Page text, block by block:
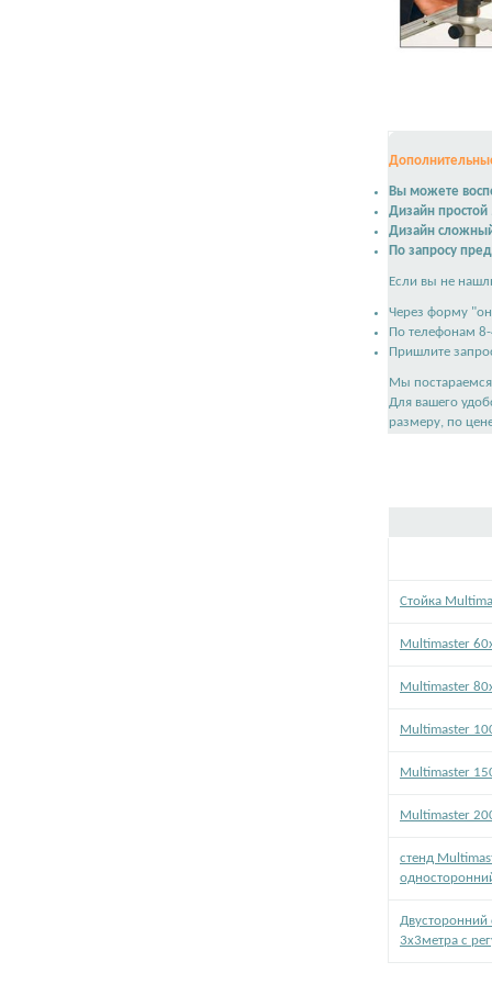
Вы можете
Дизайн простой
Дизайн
По запросу
Если вы не
Через форму
По телефонам
Пришлите
Мы
Для вашего
размеру, по
Стойка
Multimaster
Multimaster
Multimaster
Multimaster
Multimaster
стенд
Двусторонний
3х3метра с